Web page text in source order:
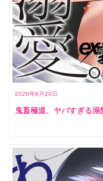
2026年6月20日
鬼畜極道、ヤバすぎる